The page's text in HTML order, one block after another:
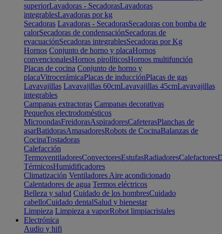
superiorLavadoras - SecadorasLavadoras
integrablesLavadoras por kg
Secadoras Lavadoras - SecadorasSecadoras con bomba de
calorSecadoras de condensaciónSecadoras de
evacuaciónSecadoras integrablesSecadoras por Kg
Hornos Conjunto de horno y placaHornos
convencionalesHornos pirolíticosHornos multifunción
Placas de cocina Conjunto de horno y
placaVitrocerámicaPlacas de inducciónPlacas de gas
Lavavajillas Lavavajillas 60cmLavavajillas 45cmLavavajillas
integrables
Campanas extractoras Campanas decorativas
Pequeños electrodomésticos
MicroondasFreidorasAspiradoresCafeterasPlanchas de
asarBatidorasAmasadoresRobots de CocinaBalanzas de
CocinaTostadoras
Calefacción
TermoventiladoresConvectoresEstufasRadiadoresCalefactores
TérmicosHumidificadores
Climatización Ventiladores Aire acondicionado
Calentadores de agua Termos eléctricos
Belleza y salud Cuidado de los hombresCuidado
cabelloCuidado dentalSalud y bienestar
Limpieza Limpieza a vaporRobot limpiacristales
Electrónica
Audio y hifi